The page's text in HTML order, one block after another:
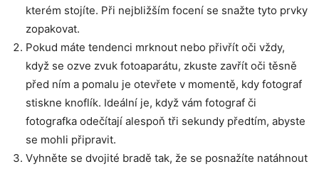
kterém stojíte. Při nejbližším focení se snažte tyto prvky
zopakovat.
Pokud máte tendenci mrknout nebo přivřít oči vždy,
když se ozve zvuk fotoaparátu, zkuste zavřít oči těsně
před ním a pomalu je otevřete v momentě, kdy fotograf
stiskne knoflík. Ideální je, když vám fotograf či
fotografka odečítají alespoň tři sekundy předtím, abyste
se mohli připravit.
Vyhněte se dvojité bradě tak, že se posnažíte natáhnout